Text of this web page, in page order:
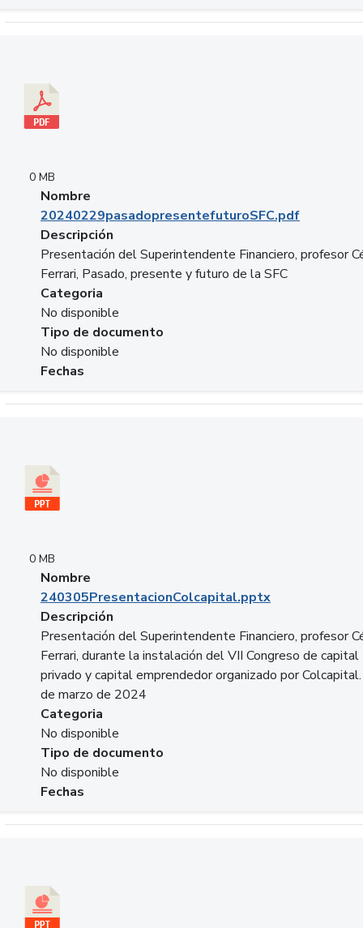
0 MB
Nombre
20240229pasadopresentefuturoSFC.pdf
Descripción
Presentación del Superintendente Financiero, profesor
Ferrari, Pasado, presente y futuro de la SFC
Categoria
No disponible
Tipo de documento
No disponible
Fechas
0 MB
Nombre
240305PresentacionColcapital.pptx
Descripción
Presentación del Superintendente Financiero, profesor
Ferrari, durante la instalación del VII Congreso de capital
privado y capital emprendedor organizado por
de marzo de 2024
Categoria
No disponible
Tipo de documento
No disponible
Fechas